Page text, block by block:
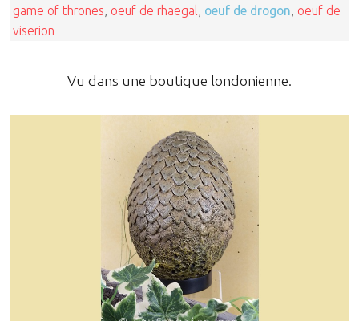
game of thrones oeuf de rhaegal oeuf de drogon oeuf de
viserion
Vu dans une boutique londonienne.